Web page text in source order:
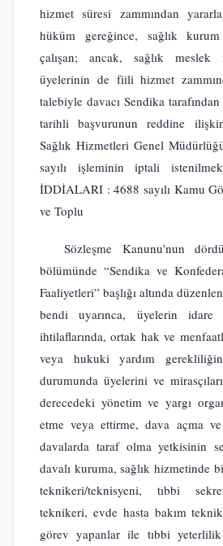
hizmet süresi zammından
hüküm gereğince, sağlık
çalışan; ancak, sağlık meslek
üyelerinin de fiili hizmet
talebiyle davacı Sendika
tarihli başvurunun reddine
Sağlık Hizmetleri Genel
sayılı işleminin iptali
İDDİALARI : 4688 sayılı Kamu
ve Toplu
Sözleşme Kanunu'nun
bölümünde “Sendika ve
Faaliyetleri” başlığı altında
bendi uyarınca, üyelerin
ihtilaflarında, ortak hak ve
veya hukuki yardım
durumunda üyelerini ve
derecedeki yönetim ve yargı
etme veya ettirme, dava açma
davalarda taraf olma yetkisinin
davalı kuruma, sağlık hizmetinde
teknikeri/teknisyeni, tıbbi
teknikeri, evde hasta bakım
görev yapanlar ile tıbbi yeterlilik